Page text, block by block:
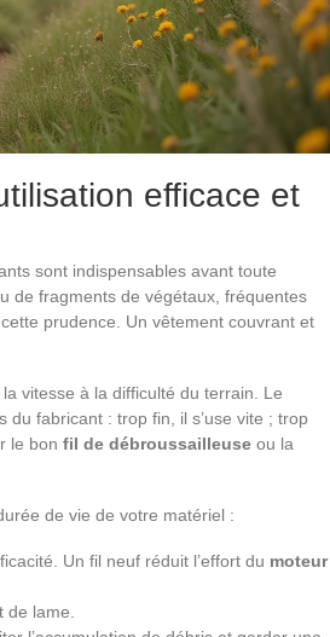
efficace et
sont indispensables avant toute
de fragments de végétaux, fréquentes
cette prudence. Un vêtement couvrant et
la vitesse à la difficulté du terrain. Le
fabricant : trop fin, il s’use vite ; trop
le bon fil de débroussailleuse ou la
de vie de votre matériel :
Un fil neuf réduit l’effort du moteur
de lame.